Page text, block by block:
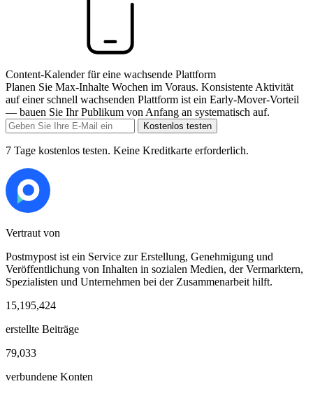
Content-Kalender für eine wachsende Plattform
Planen Sie Max-Inhalte Wochen im Voraus. Konsistente Aktivität
auf einer schnell wachsenden Plattform ist ein Early-Mover-Vorteil
— bauen Sie Ihr Publikum von Anfang an systematisch auf.
Kostenlos testen
7 Tage kostenlos testen. Keine Kreditkarte erforderlich.
Vertraut von
Postmypost ist ein Service zur Erstellung, Genehmigung und
Veröffentlichung von Inhalten in sozialen Medien, der Vermarktern,
Spezialisten und Unternehmen bei der Zusammenarbeit hilft.
15,195,424
erstellte Beiträge
79,033
verbundene Konten